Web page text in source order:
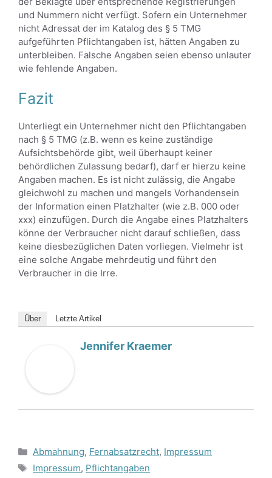
und Nummern nicht verfügt. Sofern ein Unternehmer
nicht Adressat der im Katalog des § 5 TMG
aufgeführten Pflichtangaben ist, hätten Angaben zu
unterbleiben. Falsche Angaben seien ebenso unlauter
wie fehlende Angaben.
Fazit
Unterliegt ein Unternehmer nicht den Pflichtangaben
nach § 5 TMG (z.B. wenn es keine zuständige
Aufsichtsbehörde gibt, weil überhaupt keiner
behördlichen Zulassung bedarf), darf er hierzu keine
Angaben machen. Es ist nicht zulässig, die Angabe
gleichwohl zu machen und mangels Vorhandensein
der Information einen Platzhalter (wie z.B. 000 oder
xxx) einzufügen. Durch die Angabe eines Platzhalters
könne der Verbraucher nicht darauf schließen, dass
keine diesbezüglichen Daten vorliegen. Vielmehr ist
eine solche Angabe mehrdeutig und führt den
Verbraucher in die Irre.
Über Letzte Artikel
Jennifer Kraemer
Kategorien
Abmahnung, Fernabsatzrecht, Impressum
Schlagwörter
Impressum, Pflichtangaben